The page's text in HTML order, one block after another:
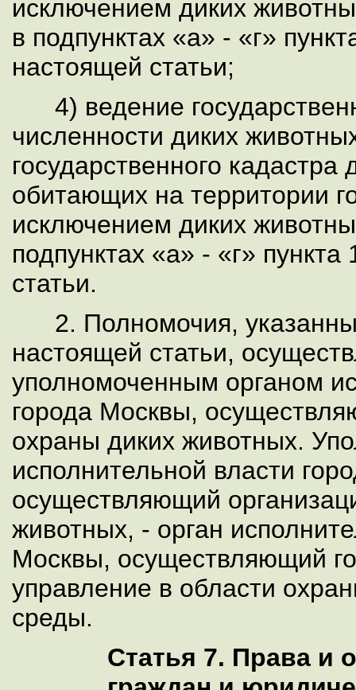
исключением диких
в подпунктах «а» - «г»
настоящей статьи;
4) ведение
численности диких
государственного кадастра
обитающих на территории
исключением диких
подпунктах «а» - «г»
статьи.
2. Полномочия,
настоящей статьи,
уполномоченным органом
города Москвы,
охраны диких животных.
исполнительной власти
осуществляющий
животных, - орган
Москвы, осуществляющий
управление в области
среды.
Статья 7. Права и